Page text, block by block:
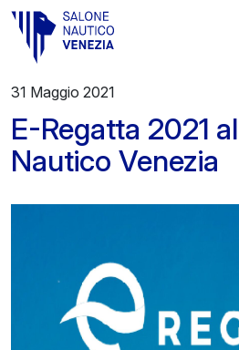
Vai al contenuto principale
31 Maggio 2021
E-Regatta 2021
Nautico Venezia